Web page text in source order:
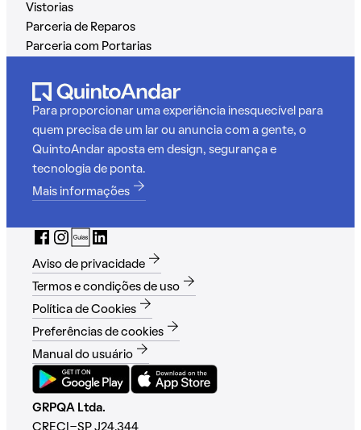
Vistorias
Parceria de Reparos
Parceria com Portarias
Para proporcionar uma experiência inesquecível para
quem precisa de um lar ou anuncia com a gente, o
QuintoAndar aposta em design, segurança e
tecnologia de ponta.
Mais informações
Aviso de privacidade
Termos e condições de uso
Política de Cookies
Preferências de cookies
Manual do usuário
GRPQA Ltda.